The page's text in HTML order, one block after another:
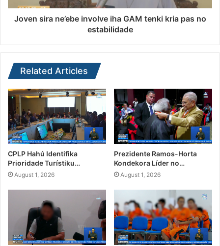
Joven sira ne’ebe involve iha GAM tenki kria pas no
estabilidade
Related Articles
CPLP Hahú Identifika
Prioridade Turístiku…
August 1, 2026
Prezidente Ramos-Horta
Kondekora Líder no…
August 1, 2026